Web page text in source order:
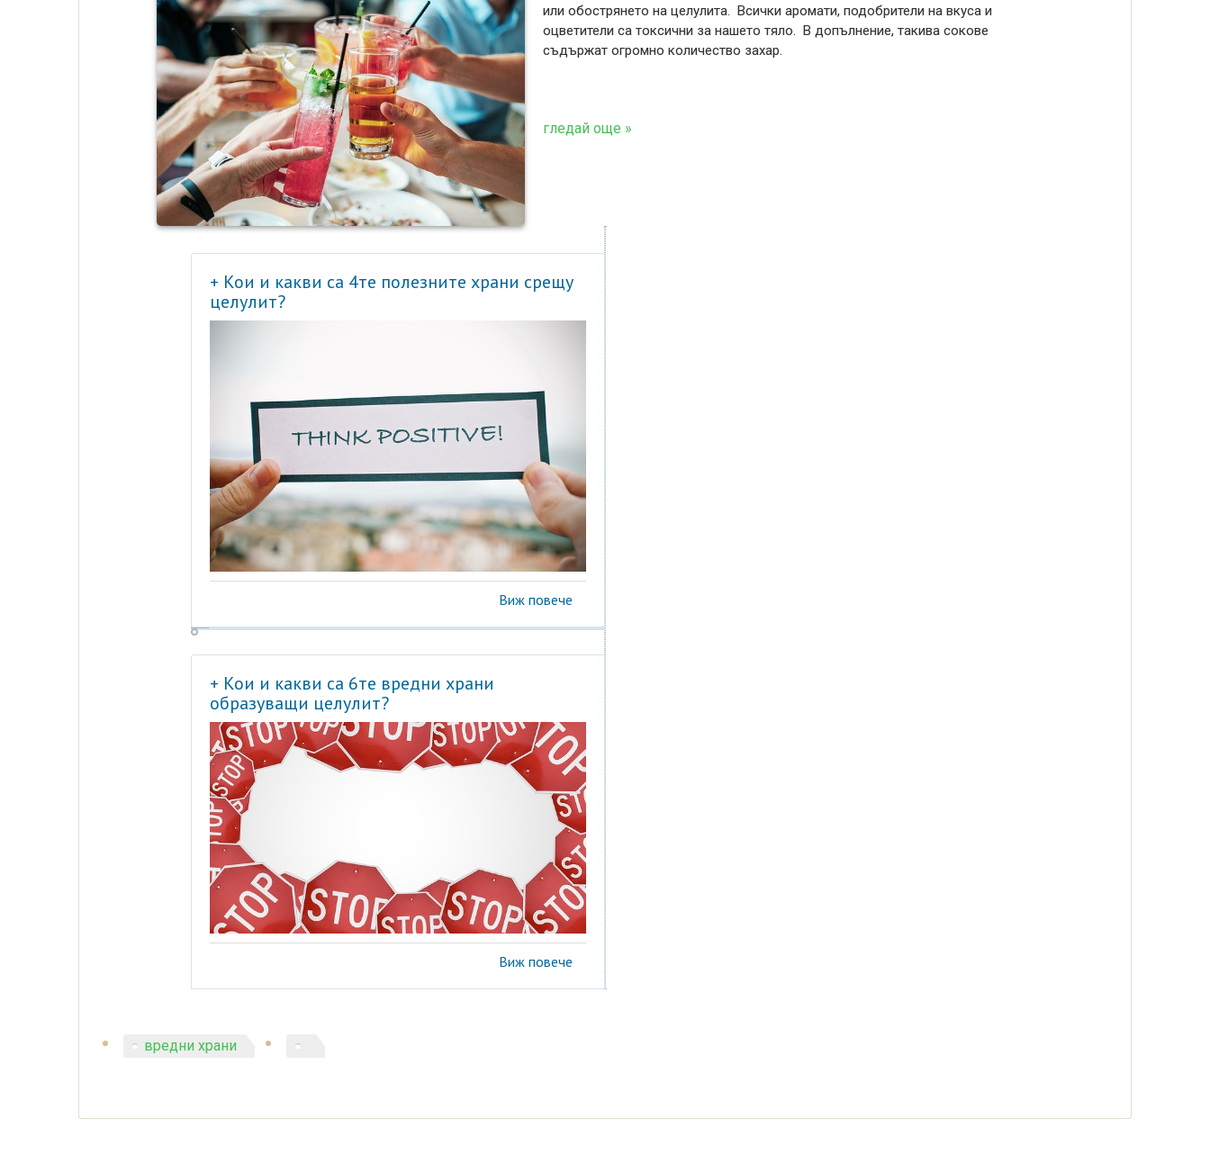
или обострянето на целулита. Всички аромати, подобрители на вкуса и
оцветители са токсични за нашето тяло. В допълнение, такива сокове
съдържат огромно количество захар.
гледай още »
+ Кои и какви са 4те полезните храни срещу
целулит?
Виж повече
+ Кои и какви са 6те вредни храни
образуващи целулит?
Виж повече
вредни храни